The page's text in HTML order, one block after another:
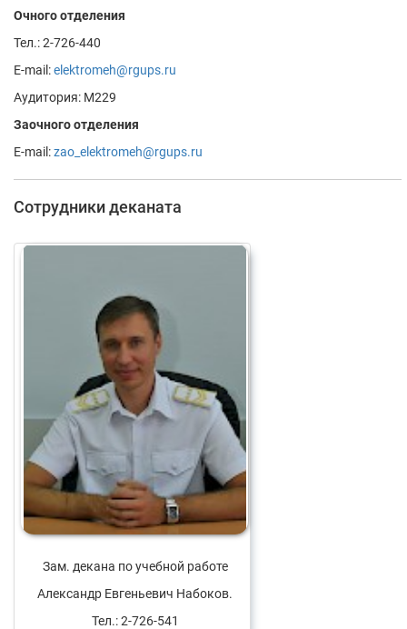
Очного отделения
Тел.: 2-726-440
E-mail:elektromeh@rgups.ru
Аудитория: М229
Заочного отделения
E-mail:zao_elektromeh@rgups.ru
Сотрудники деканата
Зам. декана по учебной работе
Александр Евгеньевич Набоков.
Тел.: 2-726-541